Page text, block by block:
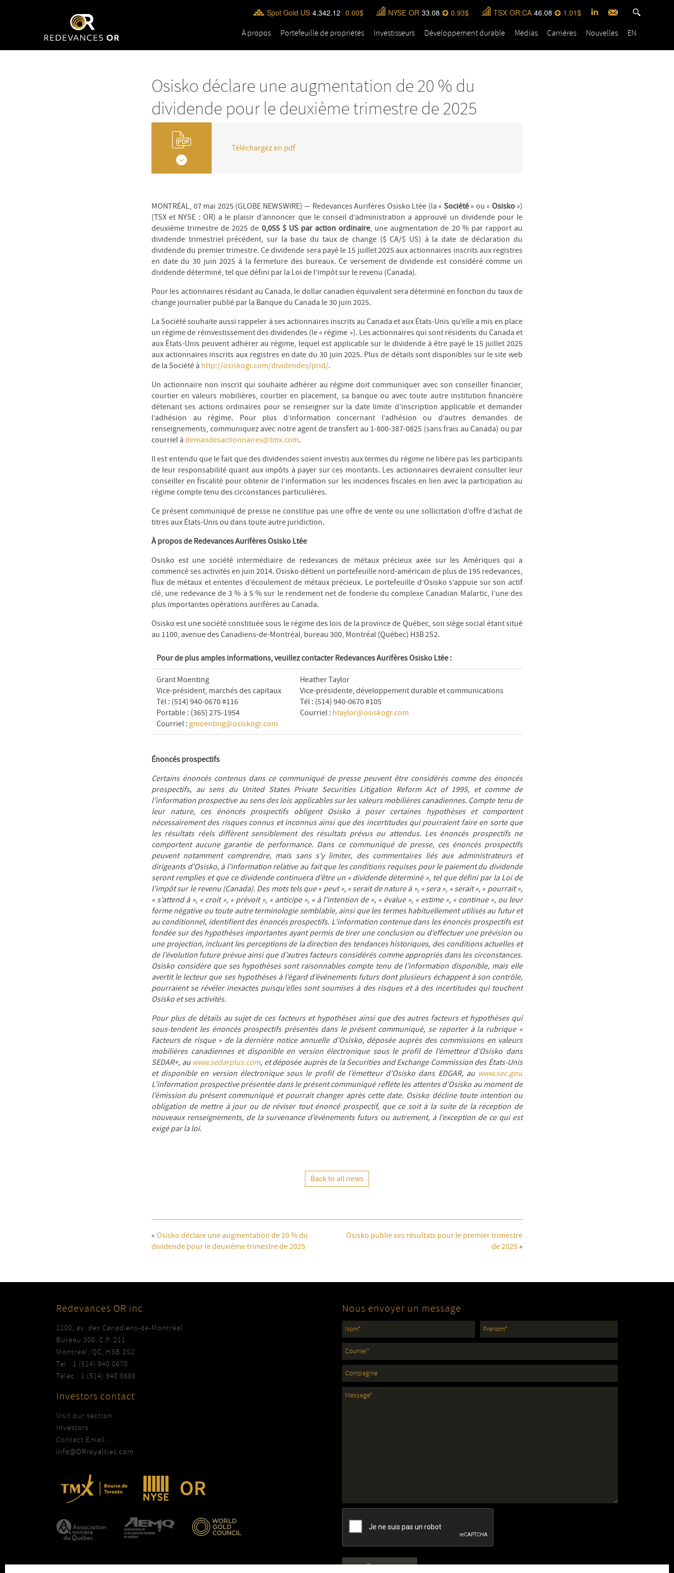
Spot Gold US 4,342.12 0.00 NYSE OR 33.08 0.93 TSX OR:CA 46.08 1.01
À propos Portefeuille de propriétés Investisseurs Développement durable Médias Carrières Nouvelles EN
Osisko déclare une augmentation de 20 % du
dividende pour le deuxième trimestre de 2025
Téléchargez en pdf
MONTRÉAL, 07 mai 2025 (GLOBE NEWSWIRE) — Redevances Aurifères Osisko Ltée (la « Société» ou « Osisko»)
(TSX et NYSE : OR) a le plaisir d’annoncer que le conseil d’administration a approuvé un dividende pour le
deuxième trimestre de 2025 de 0,055 $ US par action ordinaire, une augmentation de 20 % par rapport au
dividende trimestriel précédent, sur la base du taux de change ($ CA/$ US) à la date de déclaration du
dividende du premier trimestre. Ce dividende sera payé le 15 juillet 2025 aux actionnaires inscrits aux registres
en date du 30 juin 2025 à la fermeture des bureaux. Ce versement de dividende est considéré comme un
dividende déterminé, tel que défini par la Loi de l’impôt sur le revenu (Canada).
Pour les actionnaires résidant au Canada, le dollar canadien équivalent sera déterminé en fonction du taux de
change journalier publié par la Banque du Canada le 30 juin 2025.
La Société souhaite aussi rappeler à ses actionnaires inscrits au Canada et aux États-Unis qu’elle a mis en place
un régime de réinvestissement des dividendes (le « régime »). Les actionnaires qui sont résidents du Canada et
aux États-Unis peuvent adhérer au régime, lequel est applicable sur le dividende à être payé le 15 juillet 2025
aux actionnaires inscrits aux registres en date du 30 juin 2025. Plus de détails sont disponibles sur le site web
de la Société à http://osiskogr.com/dividendes/prid/.
Un actionnaire non inscrit qui souhaite adhérer au régime doit communiquer avec son conseiller financier,
courtier en valeurs mobilières, courtier en placement, sa banque ou avec toute autre institution financière
détenant ses actions ordinaires pour se renseigner sur la date limite d’inscription applicable et demander
l’adhésion au régime. Pour plus d’information concernant l’adhésion ou d’autres demandes de
renseignements, communiquez avec notre agent de transfert au 1-800-387-0825 (sans frais au Canada) ou par
courriel à demandesactionnaires@tmx.com.
Il est entendu que le fait que des dividendes soient investis aux termes du régime ne libère pas les participants
de leur responsabilité quant aux impôts à payer sur ces montants. Les actionnaires devraient consulter leur
conseiller en fiscalité pour obtenir de l’information sur les incidences fiscales en lien avec la participation au
régime compte tenu des circonstances particulières.
Ce présent communiqué de presse ne constitue pas une offre de vente ou une sollicitation d’offre d’achat de
titres aux États-Unis ou dans toute autre juridiction.
À propos de Redevances Aurifères Osisko Ltée
Osisko est une société intermédiaire de redevances de métaux précieux axée sur les Amériques qui a
commencé ses activités en juin 2014. Osisko détient un portefeuille nord-américain de plus de 195 redevances,
flux de métaux et ententes d’écoulement de métaux précieux. Le portefeuille d’Osisko s’appuie sur son actif
clé, une redevance de 3 % à 5 % sur le rendement net de fonderie du complexe Canadian Malartic, l’une des
plus importantes opérations aurifères au Canada.
Osisko est une société constituée sous le régime des lois de la province de Québec, son siège social étant situé
au 1100, avenue des Canadiens-de-Montréal, bureau 300, Montréal (Québec) H3B 2S2.
Pour de plus amples informations, veuillez contacter Redevances Aurifères Osisko Ltée :
Grant Moenting
Vice-président, marchés des capitaux
Tél : (514) 940-0670 #116
Portable : (365) 275-1954
Courriel : gmoenting@osiskogr.com
Heather Taylor
Vice-présidente, développement durable et communications
Tél : (514) 940-0670 #105
Courriel : htaylor@osiskogr.com
Énoncés prospectifs
Certains énoncés contenus dans ce communiqué de presse peuvent être considérés comme des énoncés
prospectifs, au sens du United States Private Securities Litigation Reform Act of 1995, et comme de
l’information prospective au sens des lois applicables sur les valeurs mobilières canadiennes. Compte tenu de
leur nature, ces énoncés prospectifs obligent Osisko à poser certaines hypothèses et comportent
nécessairement des risques connus et inconnus ainsi que des incertitudes qui pourraient faire en sorte que
les résultats réels diffèrent sensiblement des résultats prévus ou attendus. Les énoncés prospectifs ne
comportent aucune garantie de performance. Dans ce communiqué de presse, ces énoncés prospectifs
peuvent notamment comprendre, mais sans s’y limiter, des commentaires liés aux administrateurs et
dirigeants d’Osisko, à l’information relative au fait que les conditions requises pour le paiement du dividende
seront remplies et que ce dividende continuera d’être un « dividende déterminé », tel que défini par la Loi de
l’impôt sur le revenu (Canada). Des mots tels que « peut », « serait de nature à », « sera », « serait », « pourrait »,
« s’attend à », « croit », « prévoit », « anticipe », « à l’intention de », « évalue », « estime », « continue », ou leur
forme négative ou toute autre terminologie semblable, ainsi que les termes habituellement utilisés au futur et
au conditionnel, identifient des énoncés prospectifs. L’information contenue dans les énoncés prospectifs est
fondée sur des hypothèses importantes ayant permis de tirer une conclusion ou d’effectuer une prévision ou
une projection, incluant les perceptions de la direction des tendances historiques, des conditions actuelles et
de l’évolution future prévue ainsi que d’autres facteurs considérés comme appropriés dans les circonstances.
Osisko considère que ses hypothèses sont raisonnables compte tenu de l’information disponible, mais elle
avertit le lecteur que ses hypothèses à l’égard d’événements futurs dont plusieurs échappent à son contrôle,
pourraient se révéler inexactes puisqu’elles sont soumises à des risques et à des incertitudes qui touchent
Osisko et ses activités.
Pour plus de détails au sujet de ces facteurs et hypothèses ainsi que des autres facteurs et hypothèses qui
sous-tendent les énoncés prospectifs présentés dans le présent communiqué, se reporter à la rubrique «
Facteurs de risque » de la dernière notice annuelle d’Osisko, déposée auprès des commissions en valeurs
mobilières canadiennes et disponible en version électronique sous le profil de l’émetteur d’Osisko dans
SEDAR+, au www.sedarplus.com, et déposée auprès de la Securities and Exchange Commission des États-Unis
et disponible en version électronique sous le profil de l’émetteur d’Osisko dans EDGAR, au www.sec.gov.
L’information prospective présentée dans le présent communiqué reflète les attentes d’Osisko au moment de
l’émission du présent communiqué et pourrait changer après cette date. Osisko décline toute intention ou
obligation de mettre à jour ou de réviser tout énoncé prospectif, que ce soit à la suite de la réception de
nouveaux renseignements, de la survenance d’événements futurs ou autrement, à l’exception de ce qui est
exigé par la loi.
Back to all news
« Osisko déclare une augmentation de 20 % du
dividende pour le deuxième trimestre de 2025
Osisko publie ses résultats pour le premier trimestre
de 2025 »
Redevances OR inc.
1100, av. des Canadiens-de-Montréal
Bureau 300, C.P. 211
Montréal, QC, H3B 2S2
Tel : 1 (514) 940 0670
Téléc : 1 (514) 940 0669
Investors contact
Visit our section :
Investors
Contact Email :
info@ORroyalties.com
Nous envoyer un message